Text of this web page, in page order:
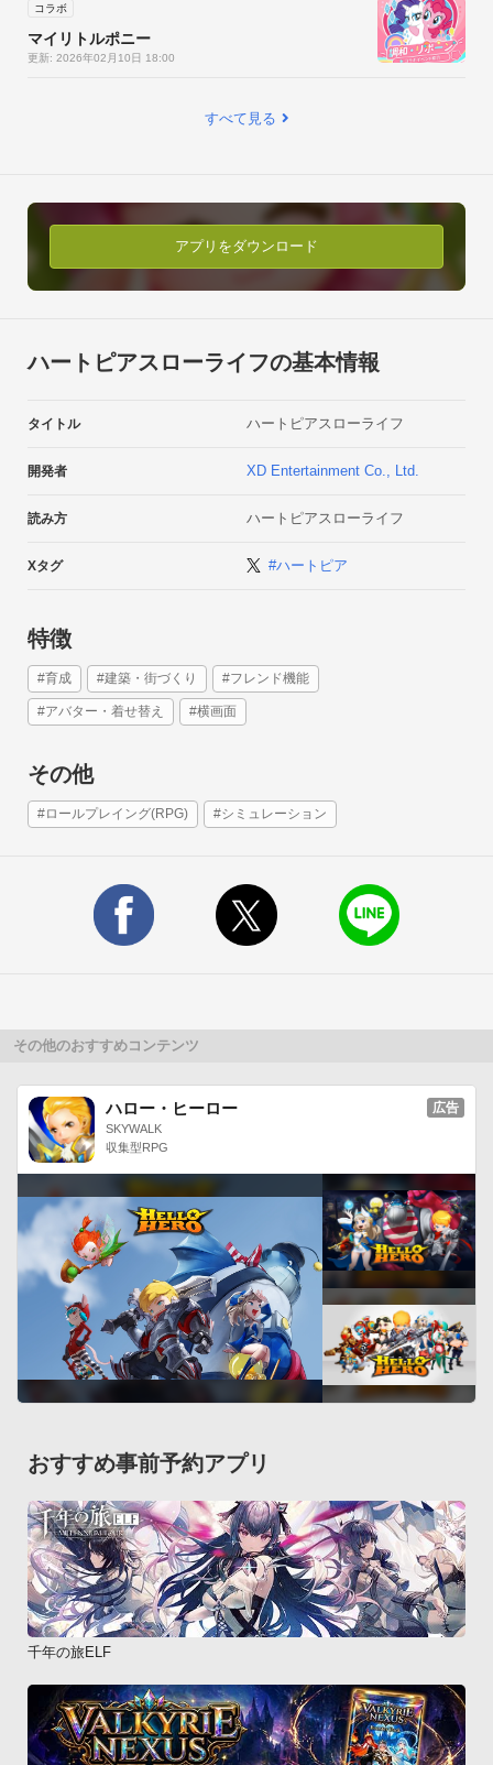
箱になります。そして、あなたのハートピアでの生活は、きっ
とあなたの夢見た姿になるでしょう。
1000種類以上ものコーデをご用意しました。 ありのままのあ
のかけがえのない自分を楽しみにしてくれますように。
▷自由気ままに、「おとぎ話」の世界を散策◁
広大なシームレスマップが、これまでにない体験をお届けしま
みませんか？ ここでは誰にも邪魔されることなく、すべてをゆ
っくりと進めることができます。
コラボ
マイリトルポニー
更新: 2026年02月10日 18:00
すべて見る
アプリをダウンロード
ハートピアスローライフの基本情報
タイトル ハートピアスローライフ
開発者 XD Entertainment Co., Ltd.
読み方 ハートピアスローライフ
Xタグ #ハートピア
特徴
#育成 #建築・街づくり #フレンド機能
#アバター・着せ替え #横画面
その他
#ロールプレイング(RPG) #シミュレーション
その他のおすすめコンテンツ
ハロー・ヒーロー
SKYWALK
収集型RPG
広告
おすすめ事前予約アプリ
千年の旅ELF